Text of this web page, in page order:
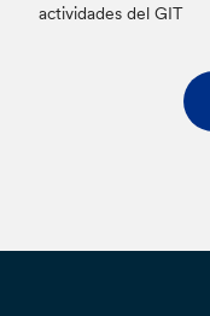
actividades del GIT